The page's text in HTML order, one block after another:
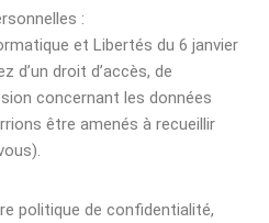
:
et Libertés du 6 janvier
d’un droit d’accès, de
concernant les données
être amenés à recueillir
politique de confidentialité,